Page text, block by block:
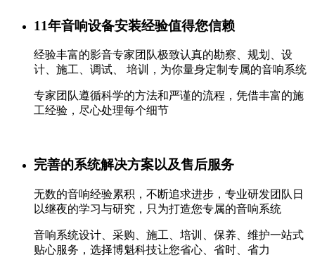
11年音响设备安装经验值得您信赖
经验丰富的影音专家团队极致认真的勘察、规划、设
计、施工、调试、 培训，为你量身定制专属的音响系统
专家团队遵循科学的方法和严谨的流程，凭借丰富的施
工经验，尽心处理每个细节
完善的系统解决方案以及售后服务
无数的音响经验累积，不断追求进步，专业研发团队日
以继夜的学习与研究，只为打造您专属的音响系统
音响系统设计、采购、施工、培训、保养、维护一站式
贴心服务，选择博魁科技让您省心、省时、省力